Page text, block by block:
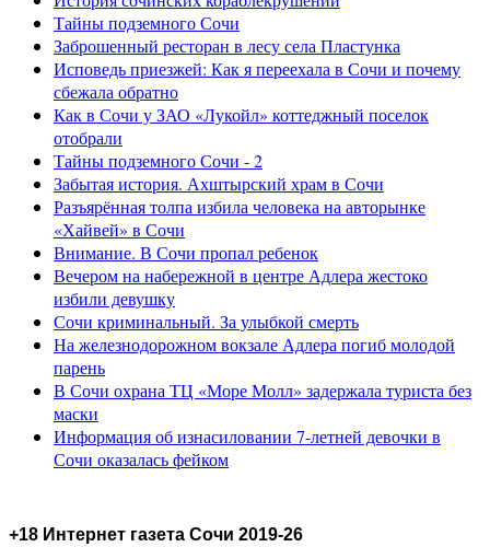
Тайны подземного Сочи
Заброшенный ресторан в лесу села Пластунка
Исповедь приезжей: Как я переехала в Сочи и почему
сбежала обратно
Как в Сочи у ЗАО «Лукойл» коттеджный поселок
отобрали
Тайны подземного Сочи - 2
Забытая история. Ахштырский храм в Сочи
Разъярённая толпа избила человека на авторынке
«Хайвей» в Сочи
Внимание. В Сочи пропал ребенок
Вечером на набережной в центре Адлера жестоко
избили девушку
Сочи криминальный. За улыбкой смерть
На железнодорожном вокзале Адлера погиб молодой
парень
В Сочи охрана ТЦ «Море Молл» задержала туриста без
маски
Информация об изнасиловании 7-летней девочки в
Сочи оказалась фейком
+18 Интернет газета Сочи 2019-26